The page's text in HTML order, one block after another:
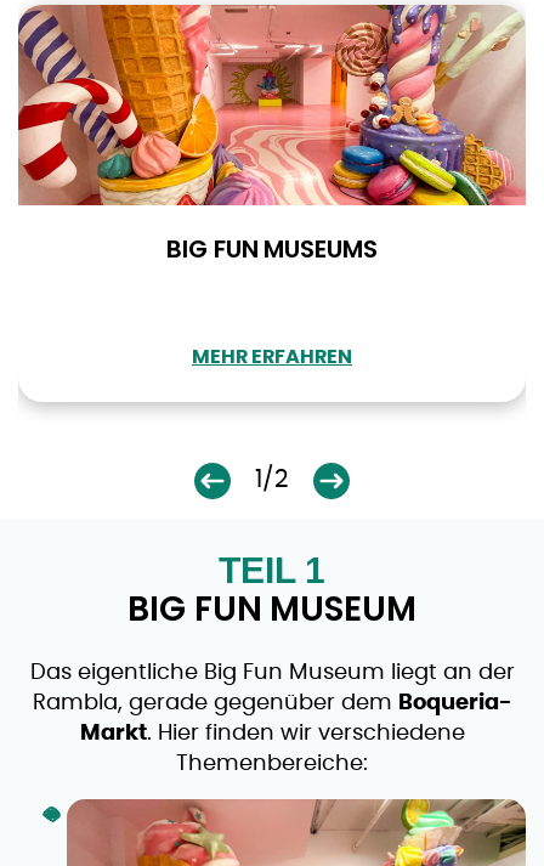
BIG FUN MUSEUMS
MEHR ERFAHREN
1/2
TEIL 1
BIG FUN MUSEUM
Das eigentliche Big Fun Museum liegt an der
Rambla, gerade gegenüber dem Boqueria-
Markt. Hier finden wir verschiedene
Themenbereiche: